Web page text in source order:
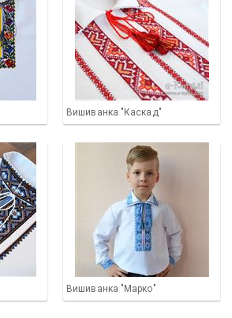
Вишиванка "Каскад"
Вишиванка "Марко"